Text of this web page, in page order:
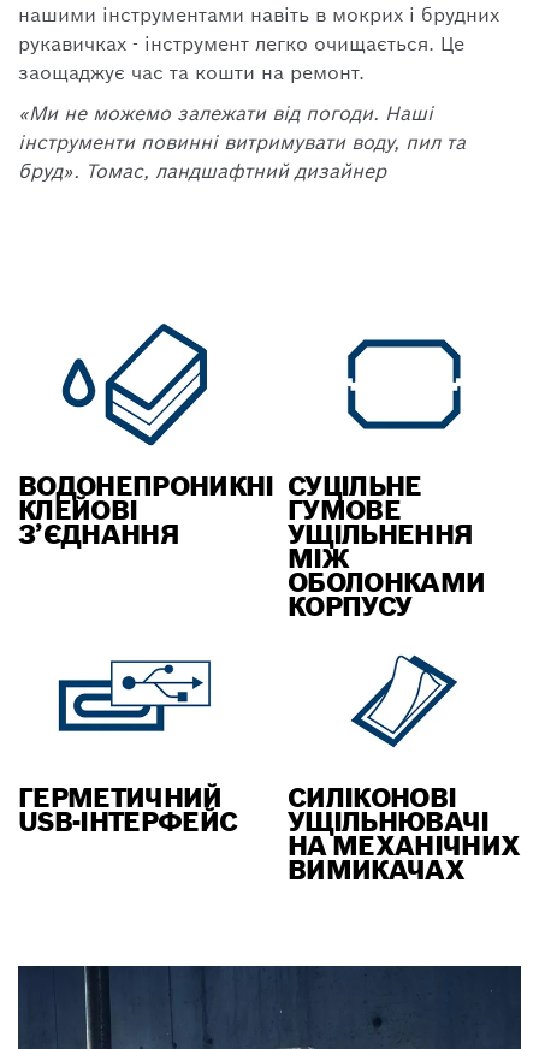
нашими інструментами навіть в мокрих і брудних
рукавичках - інструмент легко очищається. Це
заощаджує час та кошти на ремонт.
«Ми не можемо залежати від погоди. Наші
інструменти повинні витримувати воду, пил та
бруд». Томас, ландшафтний дизайнер
ВОДОНЕПРОНИКНІ
КЛЕЙОВІ
З’ЄДНАННЯ
СУЦІЛЬНЕ
ГУМОВЕ
УЩІЛЬНЕННЯ
МІЖ
ОБОЛОНКАМИ
КОРПУСУ
ГЕРМЕТИЧНИЙ
USB-ІНТЕРФЕЙС
СИЛІКОНОВІ
УЩІЛЬНЮВАЧІ
НА МЕХАНІЧНИХ
ВИМИКАЧАХ